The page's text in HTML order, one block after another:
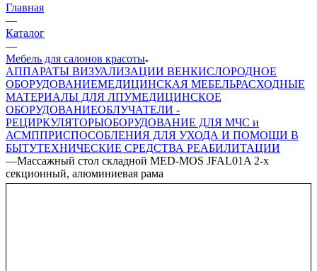
Главная
—
Каталог
—
Мебель для салонов красоты
АППАРАТЫ ВИЗУАЛИЗАЦИИ ВЕНКИСЛОРОДНОЕ
ОБОРУДОВАНИЕМЕДИЦИНСКАЯ МЕБЕЛЬРАСХОДНЫЕ
МАТЕРИАЛЫ ДЛЯ ЛПУМЕДИЦИНСКОЕ
ОБОРУДОВАНИЕОБЛУЧАТЕЛИ -
РЕЦИРКУЛЯТОРЫОБОРУДОВАНИЕ ДЛЯ МЧС и
АСМППРИСПОСОБЛЕНИЯ ДЛЯ УХОДА И ПОМОЩИ В
БЫТУТЕХНИЧЕСКИЕ СРЕДСТВА РЕАБИЛИТАЦИИ
—Массажный стол складной MED-MOS JFAL01A 2-х
секционный, алюминиевая рама